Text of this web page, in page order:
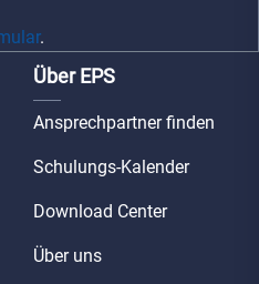
.
Über EPS
Ansprechpartner finden
Schulungs-Kalender
Download Center
Über uns